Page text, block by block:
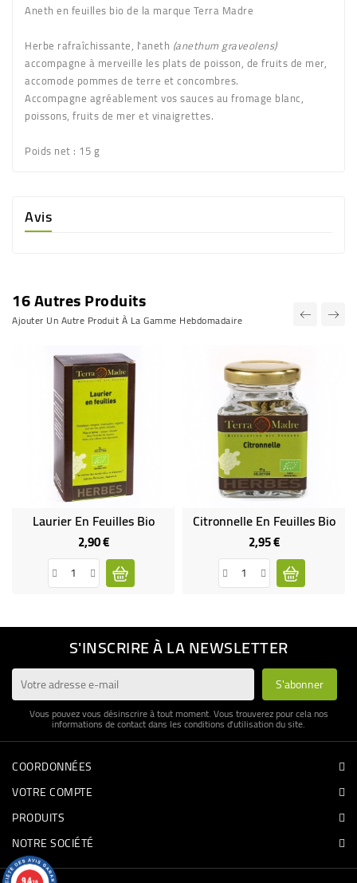
Aneth en feuilles bio de la marque Terra Madre
Herbe rafraîchissante, l'aneth (anethum graveolens)
accompagne à merveille les plats de poisson, de fruits de mer,
accomode pommes de terre et concombres.
Accompagne agréablement vos sauces au fromage blanc,
poissons, fruits de mer et vinaigrettes.
Poids net : 15 g
Avis
16 Autres Produits
Ajouter Un Autre Produit À La Gamme Hebdomadaire
Laurier En Feuilles Bio
2,90 €Prix
Citronnelle En Feuilles Bio
2,95 €Prix
S'INSCRIRE À LA NEWSLETTER
Vous pouvez vous désinscrire à tout moment. Vous trouverez pour cela nos
informations de contact dans les conditions d'utilisation du site.
COORDONNÉES
VOTRE COMPTE
PRODUITS
NOTRE SOCIÉTÉ
9.4